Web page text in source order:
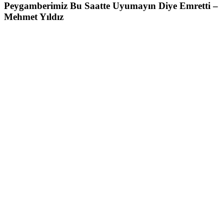
Peygamberimiz Bu Saatte Uyumayın Diye Emretti –
Mehmet Yıldız